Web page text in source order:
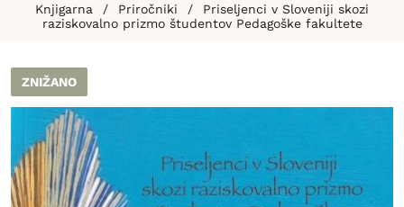
Knjigarna / Priročniki /
Priseljenci v Sloveniji skozi
raziskovalno prizmo študentov Pedagoške fakultete
ZNIŽANO